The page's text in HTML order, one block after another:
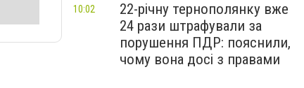
22-річну тернополянку вже
24 рази штрафували за
порушення ПДР: пояснили,
чому вона досі з правами
10:02